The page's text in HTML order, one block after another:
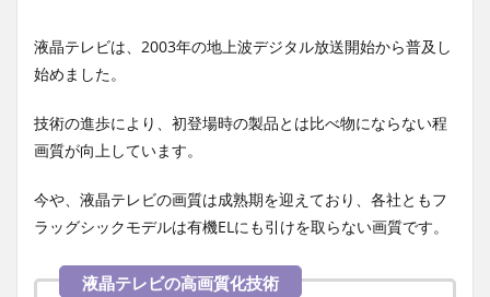
液晶テレビは、2003年の地上波デジタル放送開始から普及し
始めました。
技術の進歩により、初登場時の製品とは比べ物にならない程
画質が向上しています。
今や、液晶テレビの画質は成熟期を迎えており、各社ともフ
ラッグシックモデルは有機ELにも引けを取らない画質です。